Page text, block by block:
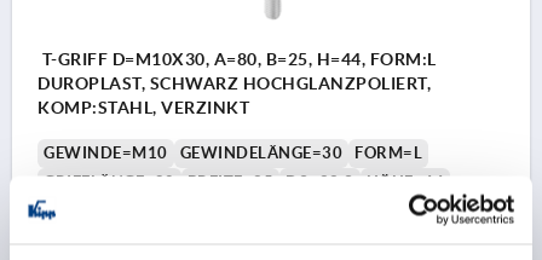
T-GRIFF D=M10X30, A=80, B=25, H=44, FORM:L
DUROPLAST, SCHWARZ HOCHGLANZPOLIERT,
KOMP:STAHL, VERZINKT
GEWINDE=M10 GEWINDELÄNGE=30
FORM=L
GRIFFLÄNGE=80
BREITE=25 D3=22,3
HÖHE=44
H1=23